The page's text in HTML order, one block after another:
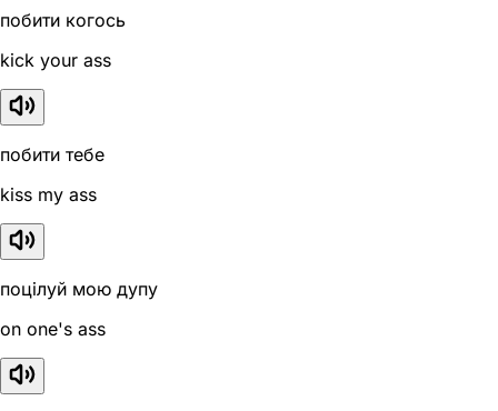
побити когось
kick your ass
побити тебе
kiss my ass
поцілуй мою дупу
on one's ass